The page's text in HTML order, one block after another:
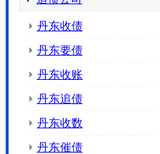
丹东收债
丹东要债
丹东收账
丹东追债
丹东收数
丹东催债